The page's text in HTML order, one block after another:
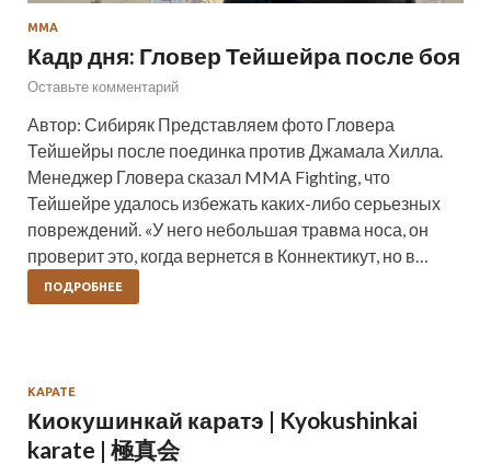
ММА
Кадр дня: Гловер Тейшейра после боя
Оставьте комментарий
Автор: Сибиряк Представляем фото Гловера
Тейшейры после поединка против Джамала Хилла.
Менеджер Гловера сказал MMA Fighting, что
Тейшейре удалось избежать каких-либо серьезных
повреждений. «У него небольшая травма носа, он
проверит это, когда вернется в Коннектикут, но в…
ПОДРОБНЕЕ
КАРАТЕ
Киокушинкай каратэ | Kyokushinkai
karate | 極真会